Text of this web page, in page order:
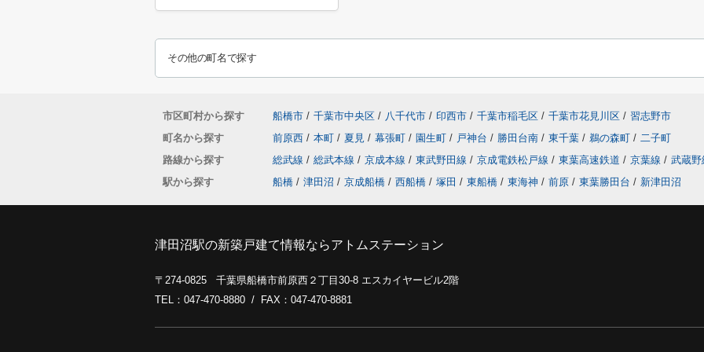
その他の町名で探す
市区町村から探す 船橋市 / 千葉市中央区 / 八千代市 / 印西市 / 千葉市稲毛区 / 千葉市花見川区 / 習志野市
町名から探す
前原西 / 本町 / 夏見 / 幕張町 / 園生町 / 戸神台 / 勝田台南 / 東千葉 / 鵜の森町 / 二子町
路線から探す
総武線 / 総武本線 / 京成本線 / 東武野田線 / 京成電鉄松戸線 / 東葉高速鉄道 / 京葉線 / 武蔵野
駅から探す
船橋 / 津田沼 / 京成船橋 / 西船橋 / 塚田 / 東船橋 / 東海神 / 前原 / 東葉勝田台 / 新津田沼
津田沼駅の新築戸建て情報ならアトムステーション
〒274-0825 千葉県船橋市前原西２丁目30-8 エスカイヤービル2階
TEL：047-470-8880 / FAX：047-470-8881